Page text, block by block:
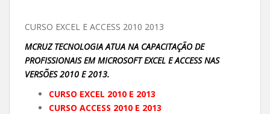
CURSO EXCEL E ACCESS 2010 2013
MCRUZ TECNOLOGIA ATUA NA CAPACITAÇÃO DE
PROFISSIONAIS EM MICROSOFT EXCEL E ACCESS NAS
VERSÕES 2010 E 2013.
CURSO EXCEL 2010 E 2013
CURSO ACCESS 2010 E 2013